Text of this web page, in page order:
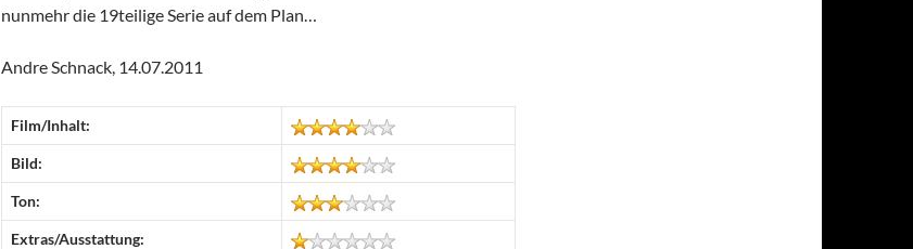
nunmehr die 19teilige Serie auf dem Plan…
Andre Schnack, 14.07.2011
Film/Inhalt:
Bild:
Ton:
Extras/Ausstattung: